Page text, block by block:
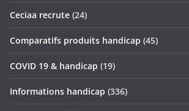
Ceciaa recrute (24)
Comparatifs produits handicap (45)
COVID 19 & handicap (19)
Informations handicap (336)